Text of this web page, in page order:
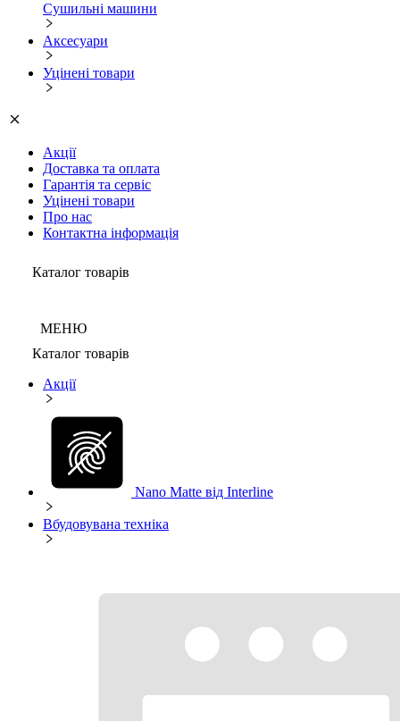
Сушильні машини
Аксесуари
Уцінені товари
Акції
Доставка та оплата
Гарантія та сервіс
Уцінені товари
Про нас
Контактна інформація
Каталог товарів
МЕНЮ
Каталог товарів
Акції
Nano Matte від Interline
Вбудовувана техніка